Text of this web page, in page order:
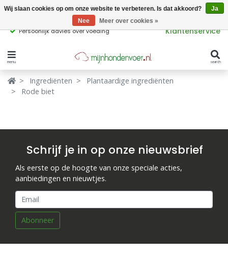
Persoonlijk advies over voeding Klantenservice
menu search
Verbergen
Merken
Kattenvoer
Supplementen
Snacks
Ingrediënten
Verbergen
producttags
glutenvrij hondenvoer
Ingrediënten
Plantaardige ingrediënten
Rode biet
Schrijf je in op onze nieuwsbrief
Als eerste op de hoogte van onze speciale acties,
aanbiedingen en nieuwtjes.
Abonneer
Wij slaan cookies op om onze website te verbeteren. Is dat akkoord?
Ja
Nee
Meer over cookies »